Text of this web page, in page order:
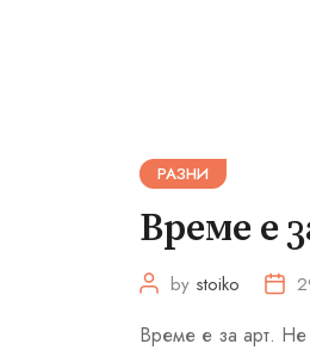
РАЗНИ
Време е
by stoiko
Време е за арт. Не